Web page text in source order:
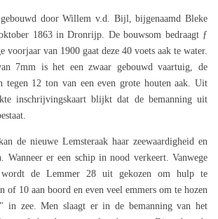
door Willem v.d. Bijl, bijgenaamd Bleke
1863 in Dronrijp. De bouwsom bedraagt ƒ
voorjaar van 1900 gaat deze 40 voets aak te water.
7mm is het een zwaar gebouwd vaartuig, de
tegen 12 ton van een even grote houten aak. Uit
inschrijvingskaart blijkt dat de bemanning uit
de nieuwe Lemsteraak haar zeewaardigheid en
Wanneer er een schip in nood verkeert. Vanwege
wordt de Lemmer 28 uit gekozen om hulp te
of 10 aan boord en even veel emmers om te hozen
in zee. Men slaagt er in de bemanning van het